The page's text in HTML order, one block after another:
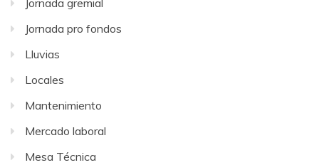
Jornada gremial
Jornada pro fondos
Lluvias
Locales
Mantenimiento
Mercado laboral
Mesa Técnica